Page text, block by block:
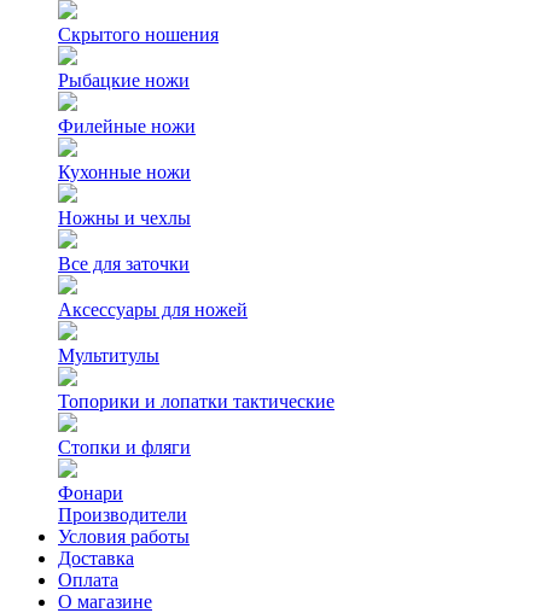
Скрытого ношения
Рыбацкие ножи
Филейные ножи
Кухонные ножи
Ножны и чехлы
Все для заточки
Аксессуары для ножей
Мультитулы
Топорики и лопатки тактические
Стопки и фляги
Фонари
Производители
Условия работы
Доставка
Оплата
О магазине